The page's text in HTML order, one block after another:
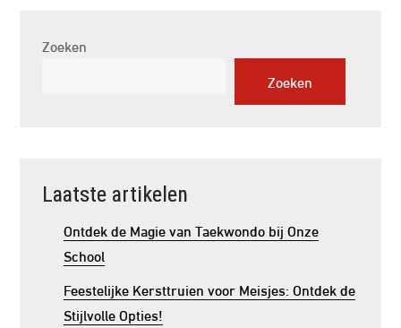
Zoeken
Zoeken
Laatste artikelen
Ontdek de Magie van Taekwondo bij Onze
School
Feestelijke Kersttruien voor Meisjes: Ontdek de
Stijlvolle Opties!